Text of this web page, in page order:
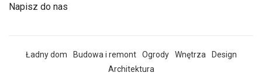
Napisz do nas
Ładny dom Budowa i remont Ogrody Wnętrza
Design
Architektura